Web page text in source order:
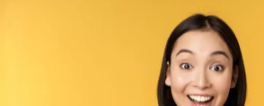
Sports Station Gelar
1, Ini Syarat dan Cara